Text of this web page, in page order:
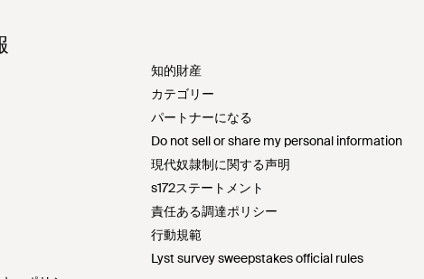
知的財産
カテゴリー
パートナーになる
Do not sell or share my personal information
現代奴隷制に関する声明
s172ステートメント
責任ある調達ポリシー
行動規範
Lyst survey sweepstakes official rules